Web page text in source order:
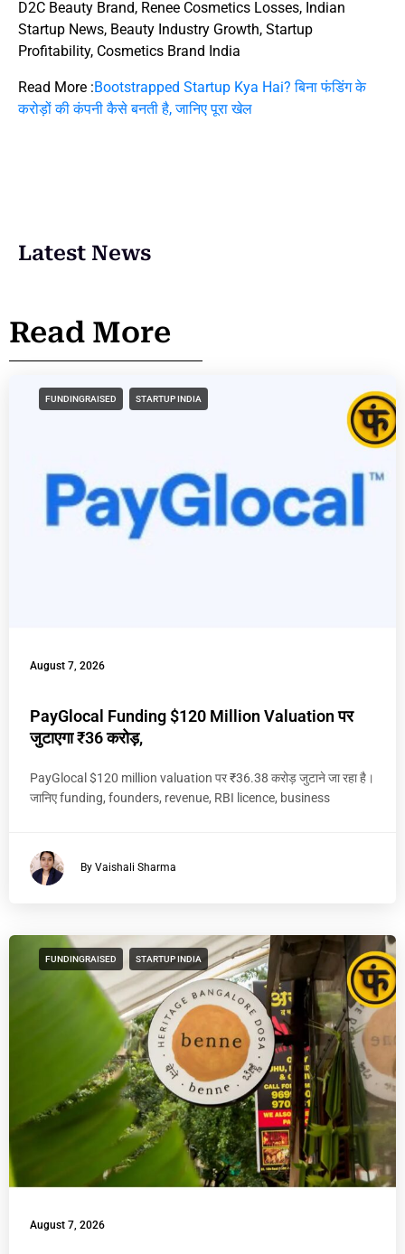
D2C Beauty Brand, Renee Cosmetics Losses, Indian
Startup News, Beauty Industry Growth, Startup
Profitability, Cosmetics Brand India
Read More :Bootstrapped Startup Kya Hai? बिना फंडिंग के
करोड़ों की कंपनी कैसे बनती है, जानिए पूरा खेल
Latest News
Read More
FUNDINGRAISED STARTUP INDIA
August 7, 2026
PayGlocal Funding $120 Million Valuation पर
जुटाएगा ₹36 करोड़,
PayGlocal $120 million valuation पर ₹36.38 करोड़ जुटाने जा रहा है।
जानिए funding, founders, revenue, RBI licence, business
By Vaishali Sharma
FUNDINGRAISED STARTUP INDIA
August 7, 2026